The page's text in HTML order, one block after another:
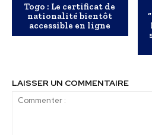
Togo : Le certificat de
nationalité bientôt
accessible en ligne
LAISSER UN COMMENTAIRE